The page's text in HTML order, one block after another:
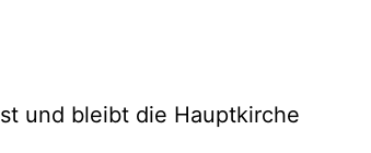
und bleibt die Hauptkirche